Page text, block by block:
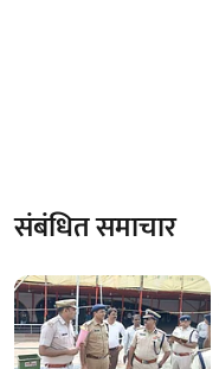
संबंधित समाचार